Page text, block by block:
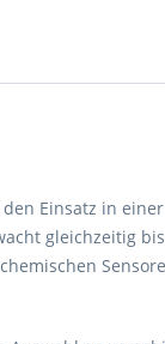
Einsatz in
gleichzeitig